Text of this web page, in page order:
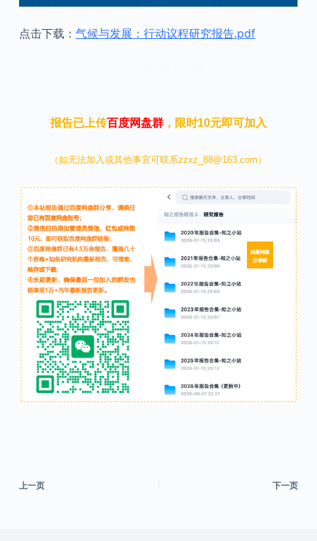
点击下载： 气候与发展：行动议程研究报告.pdf
报告已上传百度网盘群，限时10元即可加入
（如无法加入或其他事宜可联系zzxz_88@163.com）
上一页 下一页